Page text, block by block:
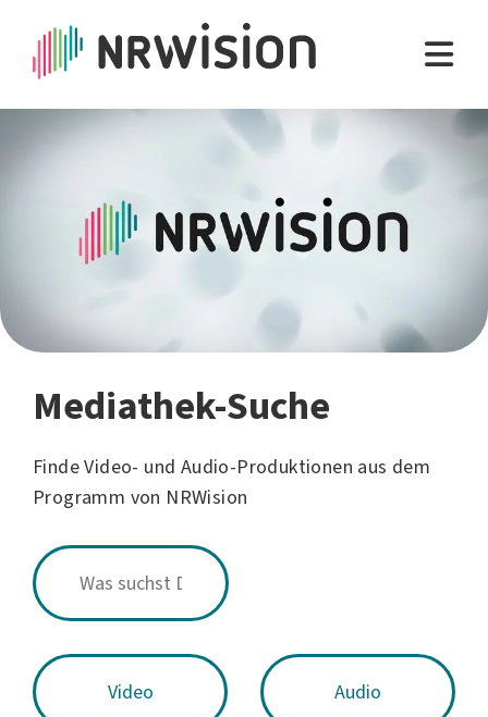
Mediathek-Suche
Finde Video- und Audio-Produktionen aus dem
Programm von NRWision
Video Audio